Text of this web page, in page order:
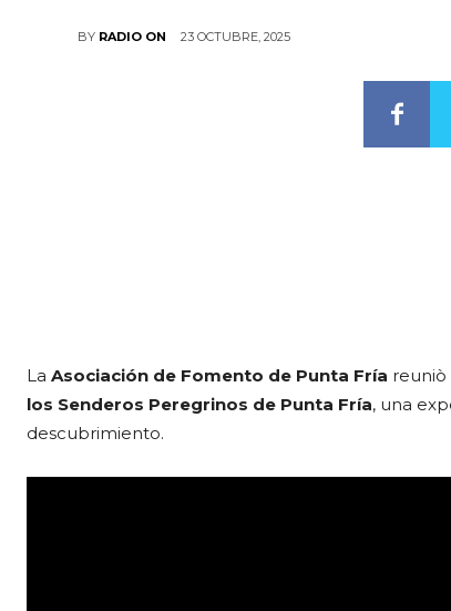
BY RADIO ON 23 OCTUBRE, 2025
La Asociación de Fomento de Punta Fría reuniò
los Senderos Peregrinos de Punta Fría, una
descubrimiento.